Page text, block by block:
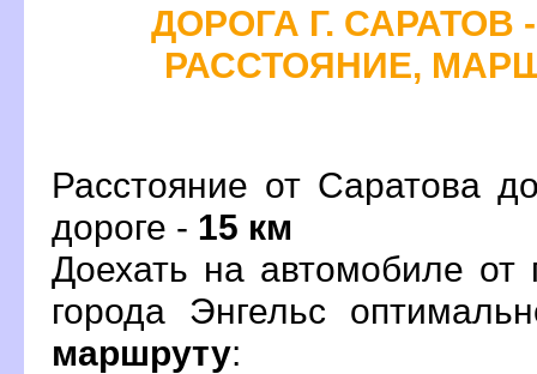
ДОРОГА Г. САРАТОВ
РАССТОЯНИЕ,
Расстояние от Саратова
дороге - 15 км
Доехать на автомобиле от
орода Энгельс
маршруту: